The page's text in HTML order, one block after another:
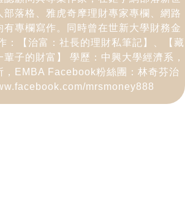
部落格、雅虎奇摩理財專家專欄、網路
有專欄寫作。同時曾在世新大學財務金
：【治富：社長的理財私筆記】、【藏
子的財富】 學歷：中興大學經濟系，
，EMBA Facebook粉絲團：林奇芬治
mrsmoney888